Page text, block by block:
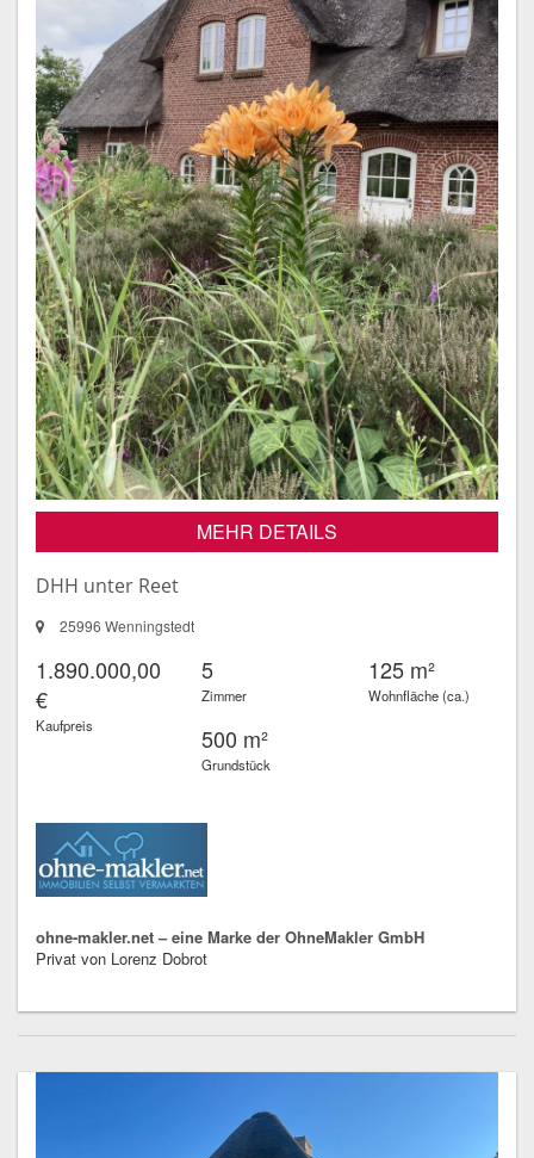
MEHR DETAILS
DHH unter Reet
25996 Wenningstedt
1.890.000,00
€
Kaufpreis
5
Zimmer
125 m²
Wohnfläche (ca.)
500 m²
Grundstück
ohne-makler.net – eine Marke der OhneMakler GmbH
Privat von Lorenz Dobrot